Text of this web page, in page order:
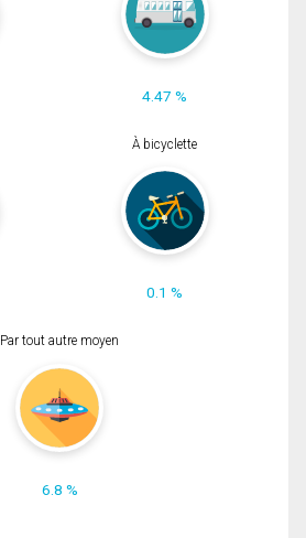
4.47 %
À bicyclette
0.1 %
Par tout autre moyen
6.8 %